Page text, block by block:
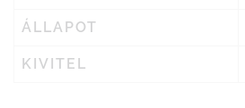
ÁLLAPOT
KIVITEL